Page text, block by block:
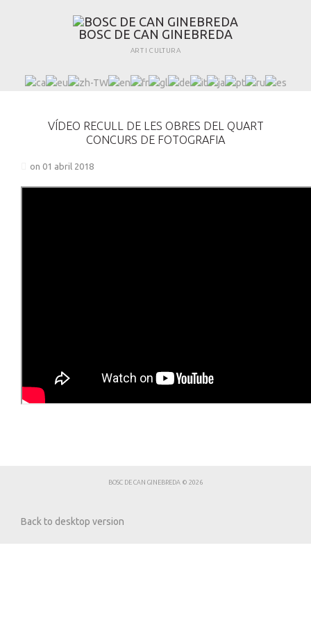
BOSC DE CAN GIN EBREDA
ART I CULTURA
VÍDEO RECULL DE LES OBRES DEL QUART
CONCURS DE FOTOGRAFIA
on 01 abril 2018
BOSC DE CAN GINEBREDA © 2026
Back to desktop version